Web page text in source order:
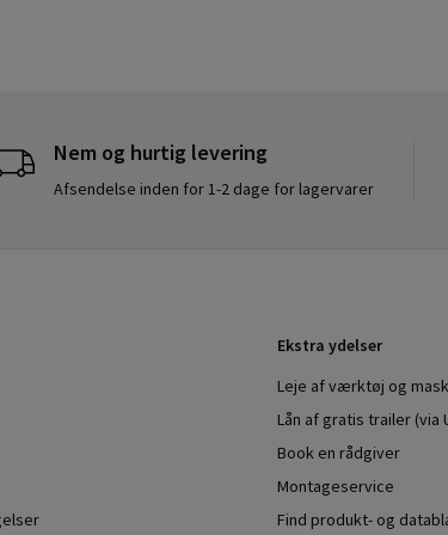
Nem og hurtig levering
Afsendelse inden for 1-2 dage for lagervarer
Ekstra ydelser
Leje af værktøj og
Lån af gratis trailer (via
Book en rådgiver
Montageservice
Find produkt- og